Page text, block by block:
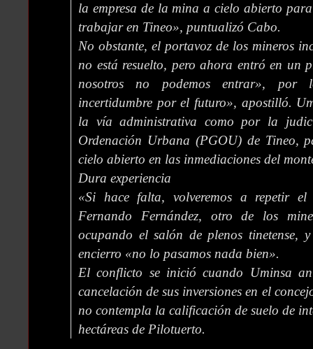
la empresa de la mina a cielo abierto
trabajar en Tineo», puntualizó Cabo.
No obstante, el portavoz de los mineros
no está resuelto, pero ahora entró en un
nosotros no podemos entrar», por
incertidumbre por el futuro», apostilló.
la vía administrativa como por la
Ordenación Urbana (PGOU) de Tineo,
cielo abierto en las inmediaciones del
Dura experiencia
«Si hace falta, volveremos a repetir
Fernando Fernández, otro de los
ocupando el salón de plenos tinetense,
encierro «no lo pasamos nada bien».
El conflicto se inició cuando Uminsa
cancelación de sus inversiones en el
no contempla la calificación de suelo de
hectáreas de Pilotuerto.